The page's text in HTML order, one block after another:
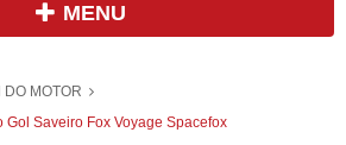
MENU
DO MOTOR
Saveiro Fox Voyage Spacefox